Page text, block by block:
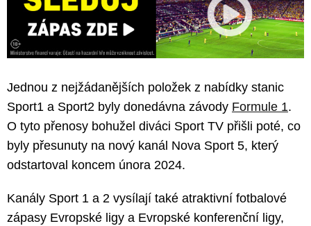
Jednou z nejžádanějších položek z nabídky stanic
Sport1 a Sport2 byly donedávna závody Formule 1.
O tyto přenosy bohužel diváci Sport TV přišli poté, co
byly přesunuty na nový kanál Nova Sport 5, který
odstartoval koncem února 2024.
Kanály Sport 1 a 2 vysílají také atraktivní fotbalové
zápasy Evropské ligy a Evropské konferenční ligy,